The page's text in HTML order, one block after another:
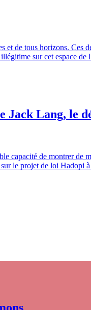
de tous horizons. Ces
sur cet espace
Jack Lang, le
capacité de montrer de
le projet de loi Hadopi